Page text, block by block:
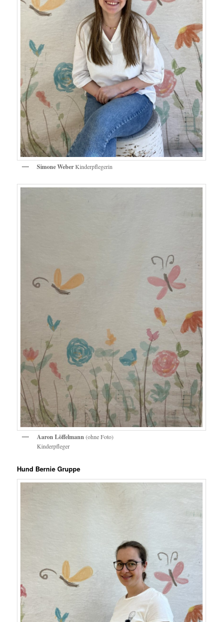
Simone WeberKinderpflegerin
Aaron Löffelmann(ohne Foto)
Kinderpfleger
Hund Bernie Gruppe